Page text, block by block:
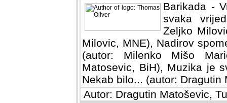
Barikada -
svaka
Milovic,
MNE), Nadirov spomenar
Milenko Mišo Maric, UK),
Muzika je svirala (autor:
(autor: Dragutin Matosevic,
Autor: Dragutin Matoševic,